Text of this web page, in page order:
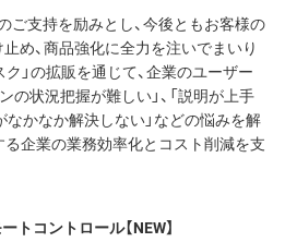
ご支持を励みとし、今後ともお客様の
め、商品強化に全力を注いでまいり
ク」の拡販を通じて、企業のユーザー
の状況把握が難しい」、「説明が上手
なかなか解決しない」などの悩みを解
る企業の業務効率化とコスト削減を支
トコントロール【NEW】